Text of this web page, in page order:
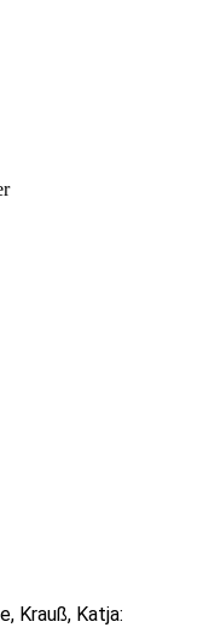
Krauß, Katja: